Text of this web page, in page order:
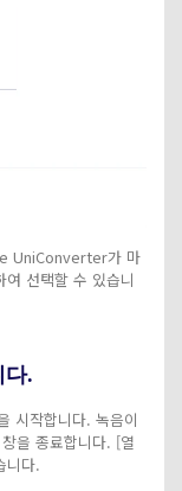
UniConverter가 마
선택할 수 있습니
다.
시작합니다. 녹음이
을 종료합니다. [열
니다.